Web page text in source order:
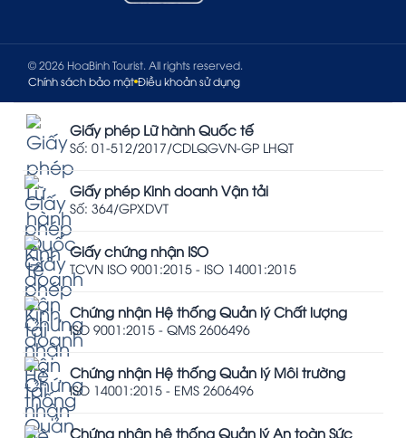
© 2026 HoaBinh Tourist. All rights reserved.
Chính sách bảo mật Điều khoản sử dụng
Giấy phép Lữ hành Quốc tế
Số: 01-512/2017/CDLQGVN-GP LHQT
Giấy phép Kinh doanh Vận tải
Số: 364/GPXDVT
Giấy chứng nhận ISO
TCVN ISO 9001:2015 - ISO 14001:2015
Chứng nhận Hệ thống Quản lý Chất lượng
ISO 9001:2015 - QMS 2606496
Chứng nhận Hệ thống Quản lý Môi trường
ISO 14001:2015 - EMS 2606496
Chứng nhận hệ thống Quản lý An toàn Sức